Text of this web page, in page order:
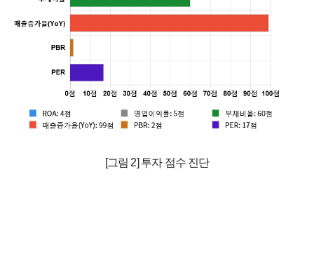
[그림 2] 투자 점수 진단